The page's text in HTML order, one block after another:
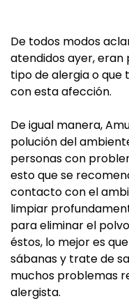
De todos modos
atendidos ayer, eran
tipo de alergia o
con esta afección.
De igual manera,
polución del
personas con
esto que se
contacto con el
limpiar
para eliminar el
éstos, lo mejor es
sábanas y trate de
muchos problemas
alergista.